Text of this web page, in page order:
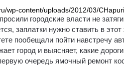
wp-content/uploads/2012/03/
городские власти не
заплатки нужно ставить в
пообещали пойти навстречу
город и выясняет, какие
очередь ямочный ремонт